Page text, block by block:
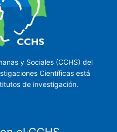
y Sociales (CCHS) del
Científicas está
de investigación.